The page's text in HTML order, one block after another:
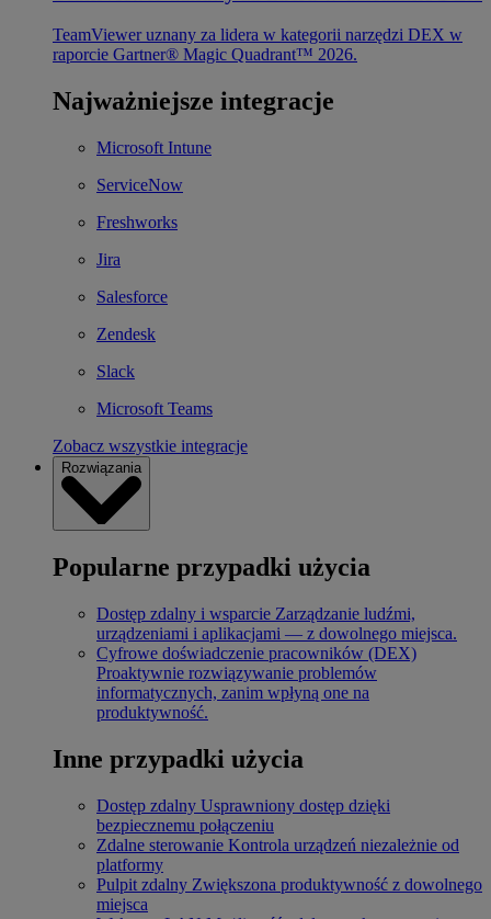
TeamViewer uznany za lidera w kategorii narzędzi DEX w
raporcie Gartner® Magic Quadrant™ 2026.
Najważniejsze integracje
Microsoft Intune
ServiceNow
Freshworks
Jira
Salesforce
Zendesk
Slack
Microsoft Teams
Zobacz wszystkie integracje
Rozwiązania
Popularne przypadki użycia
Dostęp zdalny i wsparcie Zarządzanie ludźmi,
urządzeniami i aplikacjami — z dowolnego miejsca.
Cyfrowe doświadczenie pracowników (DEX)
Proaktywnie rozwiązywanie problemów
informatycznych, zanim wpłyną one na
produktywność.
Inne przypadki użycia
Dostęp zdalny Usprawniony dostęp dzięki
bezpiecznemu połączeniu
Zdalne sterowanie Kontrola urządzeń niezależnie od
platformy
Pulpit zdalny Zwiększona produktywność z dowolnego
miejsca